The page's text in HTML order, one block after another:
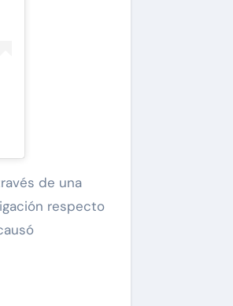
de una
respecto